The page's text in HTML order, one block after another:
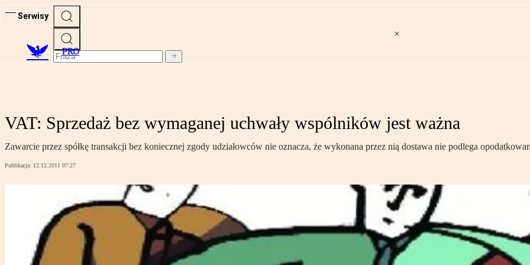
Serwisy
PRO
VAT: Sprzedaż bez wymaganej uchwały wspólników jest ważna
Zawarcie przez spółkę transakcji bez koniecznej zgody udziałowców nie oznacza, że wykonana przez nią dostawa nie podlega
Publikacja: 12.12.2011 07:27